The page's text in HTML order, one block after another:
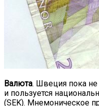
Валюта. Швеция пока не
и пользуется
(SEK). Мнемоническое